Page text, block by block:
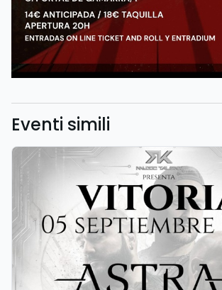
Eventi simili